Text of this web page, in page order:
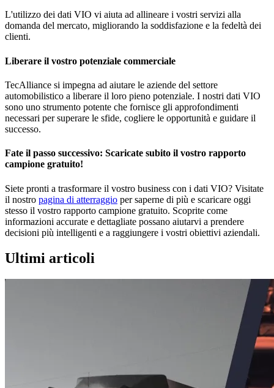
L'utilizzo dei dati VIO vi aiuta ad allineare i vostri servizi alla
domanda del mercato, migliorando la soddisfazione e la fedeltà dei
clienti.
Liberare il vostro potenziale commerciale
TecAlliance si impegna ad aiutare le aziende del settore
automobilistico a liberare il loro pieno potenziale. I nostri dati VIO
sono uno strumento potente che fornisce gli approfondimenti
necessari per superare le sfide, cogliere le opportunità e guidare il
successo.
Fate il passo successivo: Scaricate subito il vostro rapporto
campione gratuito!
Siete pronti a trasformare il vostro business con i dati VIO? Visitate
il nostro pagina di atterraggio per saperne di più e scaricare oggi
stesso il vostro rapporto campione gratuito. Scoprite come
informazioni accurate e dettagliate possano aiutarvi a prendere
decisioni più intelligenti e a raggiungere i vostri obiettivi aziendali.
Ultimi articoli